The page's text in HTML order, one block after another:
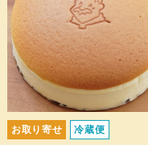
お取り寄せ 冷蔵便